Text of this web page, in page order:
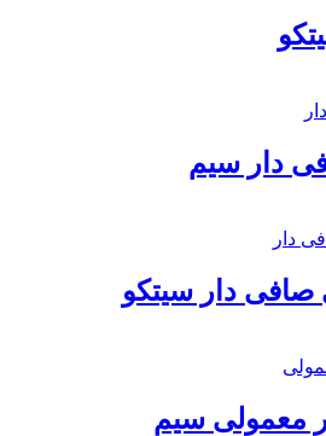
دار سیم
صافی دار سیتکو
معمولی سیم